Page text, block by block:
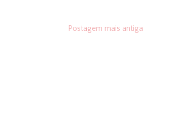
Postagem mais antiga